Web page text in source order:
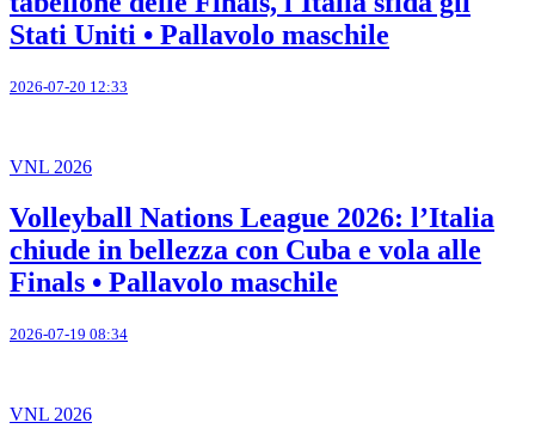
Stati Uniti • Pallavolo maschile
2026-07-20 12:33
VNL 2026
Volleyball Nations League 2026: l’Italia
chiude in bellezza con Cuba e vola alle
Finals • Pallavolo maschile
2026-07-19 08:34
VNL 2026